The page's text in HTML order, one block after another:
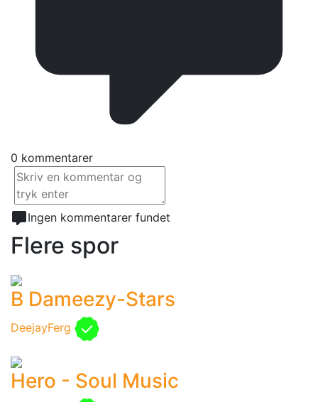
0 kommentarer
Ingen kommentarer fundet
Flere spor
B Dameezy-Stars
DeejayFerg
Hero - Soul Music